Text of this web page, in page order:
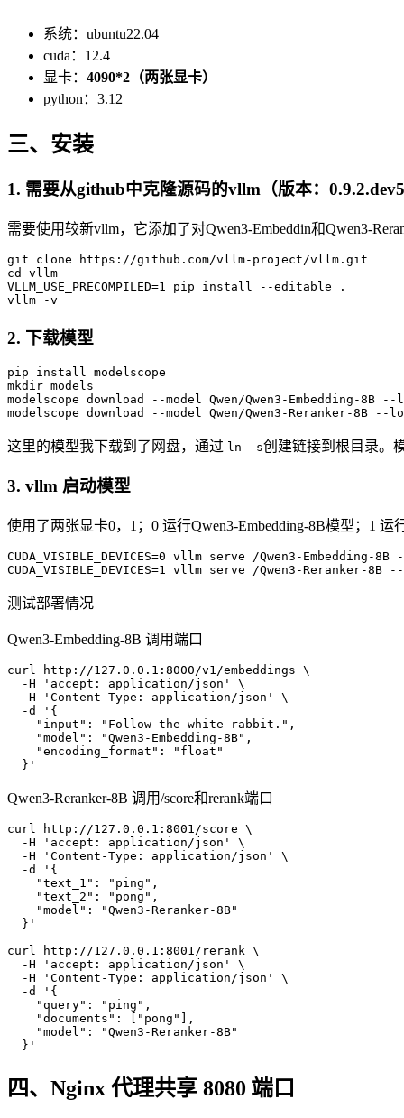
系统：ubuntu22.04
cuda：12.4
显卡： 4090*2（两张显卡）
python：3.12
三、安装
1. 需要从github中克隆源码的vllm（版本：
需要使用较新vllm，它添加了对Qwen3-Embeddin和Qwen3-
git clone https://github.com/vllm-project/vllm.git
cd vllm
VLLM_USE_PRECOMPILED=1 pip install --editable .
2. 下载模型
pip
mkdir
modelscope download --model Qwen/Qwen3 -Embedding-8B --
modelscope download --model Qwen/Qwen3 -Reranker-8B --
这里的模型我下载到了网盘，通过 ln -s创建链接到根目录。
3. vllm 启动模型
使用了两张显卡0，1；0 运行Qwen3-Embedding-8B模型；1 运
CUDA_VISIBLE_DEVICES=0 vllm serve /Qwen3 -Embedding-8B
CUDA_VISIBLE_DEVICES=1 vllm serve /Qwen3 -Reranker-8B
测试部署情况
Qwen3-Embedding-8B 调用端口
curl http: //127.0.0.1:8000/v1/embeddings \
  -H 'accept: application/json' \
  -H 'Content-Type: application/json' \
  -d '{
"input" : "Follow the white rabbit." ,
"model" : "Qwen3-Embedding-8B" ,
"encoding_format" :
"float"
Qwen3-Reranker-8B 调用/score和rerank端口
curl http: //127.0.0.1:8001/score \
  -H 'accept: application/json' \
  -H 'Content-Type: application/json' \
  -d '{
"text_1" : "ping" ,
"text_2" : "pong" ,
"model" :
"Qwen3-Reranker-8B"
  }'
curl http: //127.0.0.1:8001/rerank \
  -H 'accept: application/json' \
  -H 'Content-Type: application/json' \
  -d '{
"query" : "ping" ,
"documents" : [ "pong"
],
"model" :
"Qwen3-Reranker-8B"
四、Nginx 代理共享 8080 端口